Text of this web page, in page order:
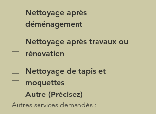
Nettoyage après
déménagement
Nettoyage après travaux ou
rénovation
Nettoyage de tapis et
moquettes
Autre (Précisez)
Autres services demandés :